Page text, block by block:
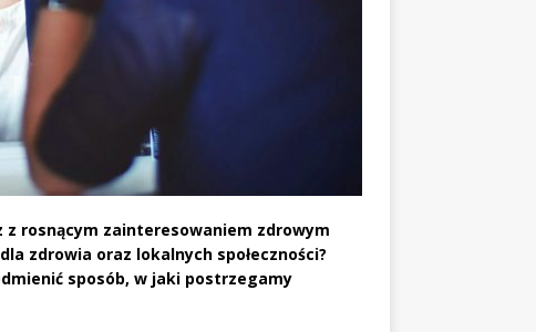
z rosnącym zainteresowaniem zdrowym
zdrowia oraz lokalnych społeczności?
sposób, w jaki postrzegamy